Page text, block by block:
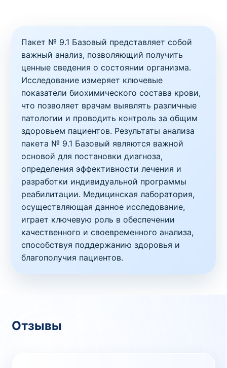
Пакет № 9.1 Базовый представляет собой
важный анализ, позволяющий получить
ценные сведения о состоянии организма.
Исследование измеряет ключевые
показатели биохимического состава крови,
что позволяет врачам выявлять различные
патологии и проводить контроль за общим
здоровьем пациентов. Результаты анализа
пакета № 9.1 Базовый являются важной
основой для постановки диагноза,
определения эффективности лечения и
разработки индивидуальной программы
реабилитации. Медицинская лаборатория,
осуществляющая данное исследование,
играет ключевую роль в обеспечении
качественного и своевременного анализа,
способствуя поддержанию здоровья и
благополучия пациентов.
Отзывы